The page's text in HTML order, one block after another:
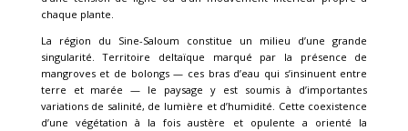
chaque plante.
La région du Sine-Saloum constitue un milieu d’une grande
singularité. Territoire deltaïque marqué par la présence de
mangroves et de bolongs — ces bras d’eau qui s’insinuent entre
terre et marée — le paysage y est soumis à d’importantes
variations de salinité, de lumière et d’humidité. Cette coexistence
d’une végétation à la fois austère et opulente a orienté la